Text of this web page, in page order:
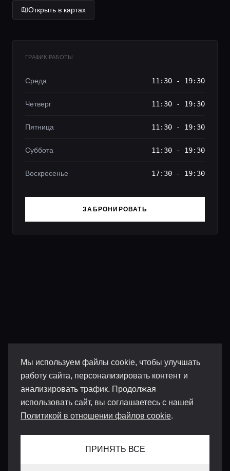
Мы используем файлы cookie, чтобы улучшать
работу сайта, персонализировать контент и
анализировать трафик. Продолжая
использовать сайт, вы соглашаетесь с нашей
Политикой в отношении файлов cookie.
ПРИНЯТЬ ВСЕ
Открыть в картах
ГРАФИК РАБОТЫ
Среда 11:30 - 19:30
Четверг 11:30 - 19:30
Пятница 11:30 - 19:30
Суббота 11:30 - 19:30
Воскресенье 17:30 - 19:30
ЗАБРОНИРОВАТЬ